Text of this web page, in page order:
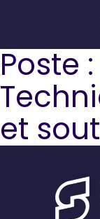
Poste :
et sout